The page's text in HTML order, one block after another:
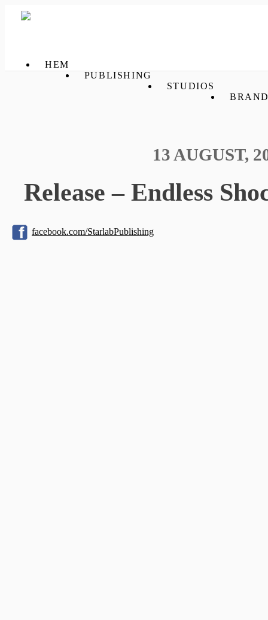
HEM
PUBLISHING
STUDIOS
13 AUGUST,
Release – Endless
facebook.com/StarlabPublishing